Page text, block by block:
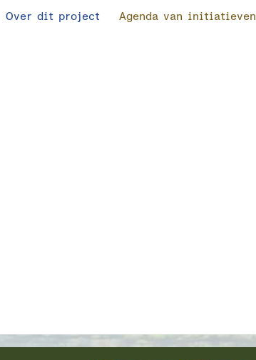
Over dit project Agenda van initiatieven